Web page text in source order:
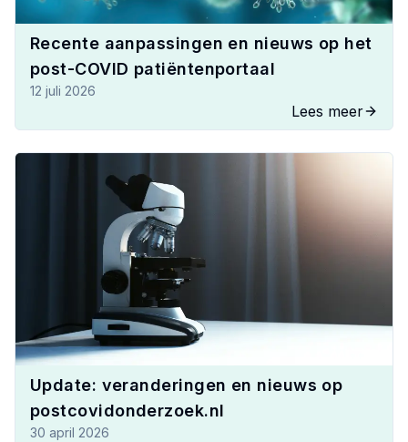
Recente aanpassingen en nieuws op het
post-COVID patiëntenportaal
12 juli 2026
Lees meer
Update: veranderingen en nieuws op
postcovidonderzoek.nl
30 april 2026